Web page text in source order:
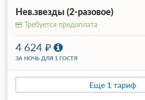
Нев.звезды (2-разовое)
Требуется предоплата
4 624
ЗА НОЧЬ ДЛЯ 1 ГОСТЯ
Еще 1 тариф